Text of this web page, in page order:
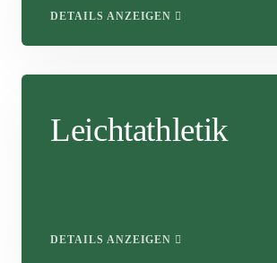
DETAILS ANZEIGEN
Leichtathletik
DETAILS ANZEIGEN